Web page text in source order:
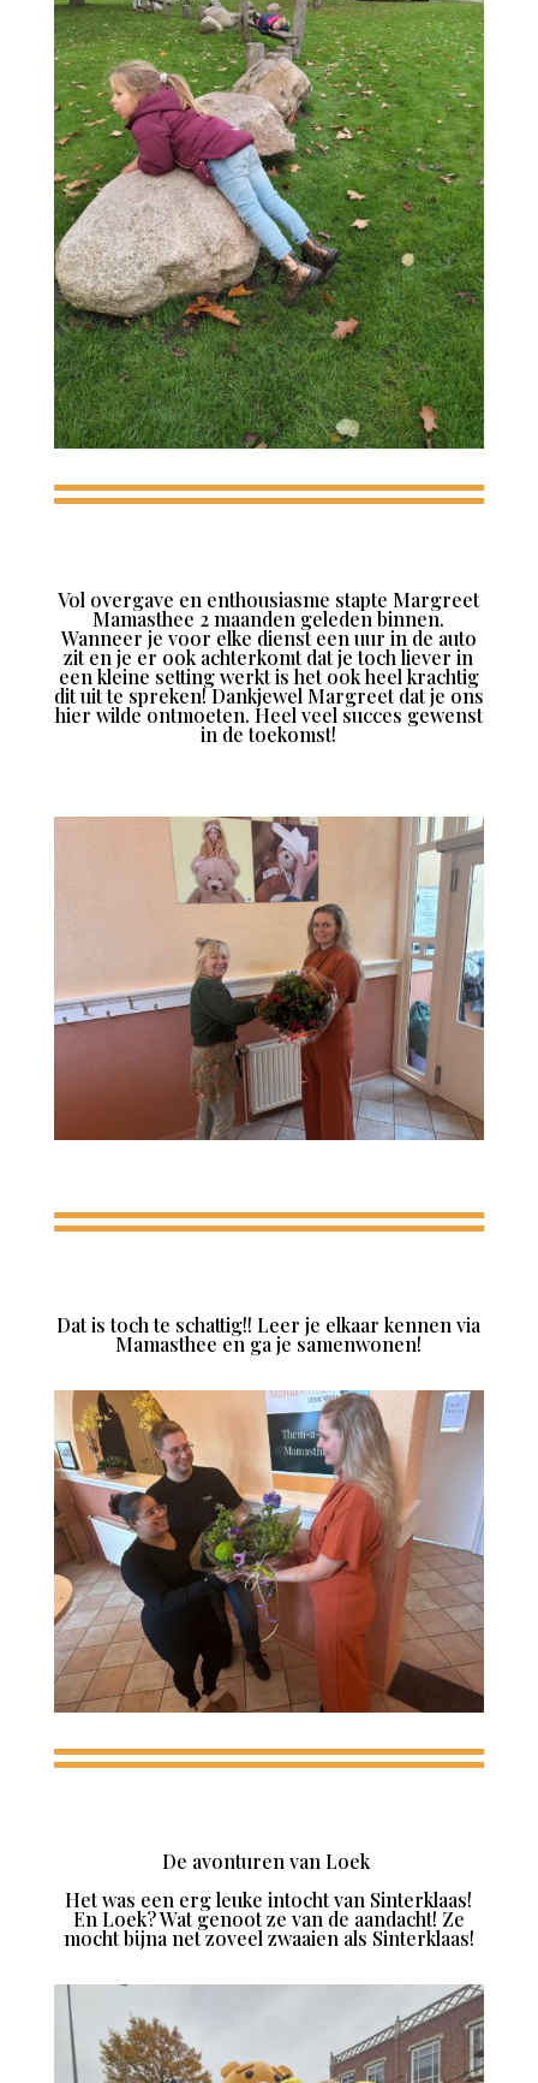
Vol overgave en enthousiasme stapte Margreet
Mamasthee 2 maanden geleden binnen.
Wanneer je voor elke dienst een uur in de auto
zit en je er ook achterkomt dat je toch liever in
een kleine setting werkt is het ook heel krachtig
dit uit te spreken! Dankjewel Margreet dat je ons
hier wilde ontmoeten. Heel veel succes gewenst
in de toekomst!
Dat is toch te schattig!! Leer je elkaar kennen via
Mamasthee en ga je samenwonen!
De avonturen van Loek
Het was een erg leuke intocht van Sinterklaas!
En Loek? Wat genoot ze van de aandacht! Ze
mocht bijna net zoveel zwaaien als Sinterklaas!